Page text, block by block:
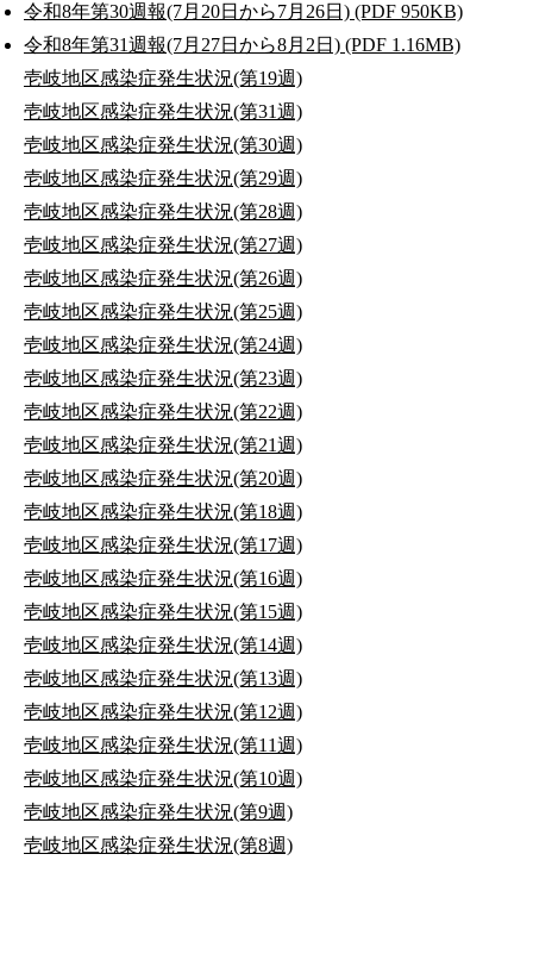
令和8年第30週報(7月20日から7月26日) (PDF 950KB)
令和8年第31週報(7月27日から8月2日) (PDF 1.16MB)
壱岐地区感染症発生状況(第19週)
壱岐地区感染症発生状況(第31週)
壱岐地区感染症発生状況(第30週)
壱岐地区感染症発生状況(第29週)
壱岐地区感染症発生状況(第28週)
壱岐地区感染症発生状況(第27週)
壱岐地区感染症発生状況(第26週)
壱岐地区感染症発生状況(第25週)
壱岐地区感染症発生状況(第24週)
壱岐地区感染症発生状況(第23週)
壱岐地区感染症発生状況(第22週)
壱岐地区感染症発生状況(第21週)
壱岐地区感染症発生状況(第20週)
壱岐地区感染症発生状況(第18週)
壱岐地区感染症発生状況(第17週)
壱岐地区感染症発生状況(第16週)
壱岐地区感染症発生状況(第15週)
壱岐地区感染症発生状況(第14週)
壱岐地区感染症発生状況(第13週)
壱岐地区感染症発生状況(第12週)
壱岐地区感染症発生状況(第11週)
壱岐地区感染症発生状況(第10週)
壱岐地区感染症発生状況(第9週)
壱岐地区感染症発生状況(第8週)